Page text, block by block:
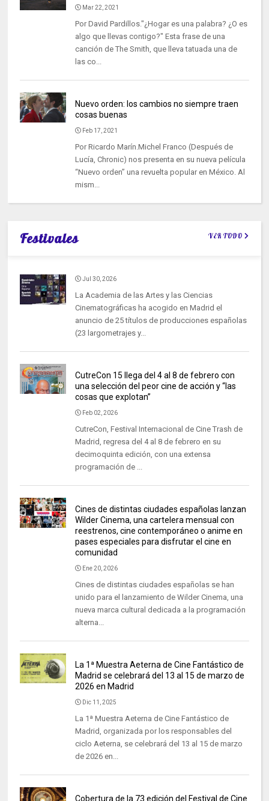
Mar 22, 2021
Por David Pardillos."¿Hogar es una palabra? ¿O es
algo que llevas contigo?" Esta frase de una
canción de The Smith, que lleva tatuada una de
las co...
Nuevo orden: los cambios no siempre traen
cosas buenas
Feb 17, 2021
Por Ricardo Marín.Michel Franco (Después de
Lucía, Chronic) nos presenta en su nueva película
“Nuevo orden” una revuelta popular en México. Al
mism...
Festivales VER TODO
Jul 30, 2026
La Academia de las Artes y las Ciencias
Cinematográficas ha acogido en Madrid el
anuncio de 25 títulos de producciones españolas
(23 largometrajes y...
CutreCon 15 llega del 4 al 8 de febrero con
una selección del peor cine de acción y “las
cosas que explotan”
Feb 02, 2026
CutreCon, Festival Internacional de Cine Trash de
Madrid, regresa del 4 al 8 de febrero en su
decimoquinta edición, con una extensa
programación de ...
Cines de distintas ciudades españolas lanzan
Wilder Cinema, una cartelera mensual con
reestrenos, cine contemporáneo o anime en
pases especiales para disfrutar el cine en
comunidad
Ene 20, 2026
Cines de distintas ciudades españolas se han
unido para el lanzamiento de Wilder Cinema, una
nueva marca cultural dedicada a la programación
alterna...
La 1ª Muestra Aeterna de Cine Fantástico de
Madrid se celebrará del 13 al 15 de marzo de
2026 en Madrid
Dic 11, 2025
La 1ª Muestra Aeterna de Cine Fantástico de
Madrid, organizada por los responsables del
ciclo Aeterna, se celebrará del 13 al 15 de marzo
de 2026 en...
Cobertura de la 73 edición del Festival de Cine